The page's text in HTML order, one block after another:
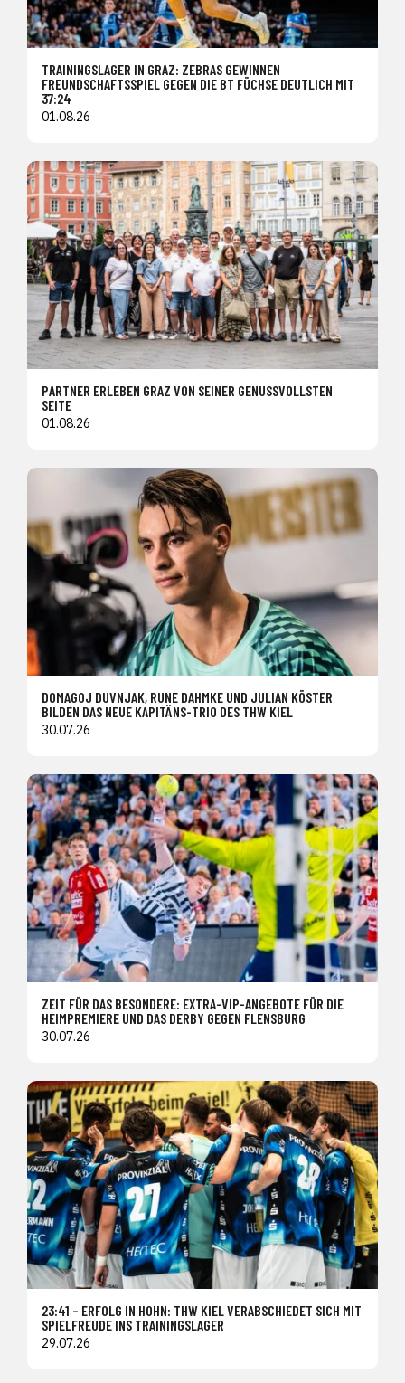
TRAININGSLAGER IN GRAZ: ZEBRAS GEWINNEN
FREUNDSCHAFTSSPIEL GEGEN DIE BT FÜCHSE DEUTLICH MIT
37:24
01.08.26
PARTNER ERLEBEN GRAZ VON SEINER GENUSSVOLLSTEN
SEITE
01.08.26
DOMAGOJ DUVNJAK, RUNE DAHMKE UND JULIAN KÖSTER
BILDEN DAS NEUE KAPITÄNS-TRIO DES THW KIEL
30.07.26
ZEIT FÜR DAS BESONDERE: EXTRA-VIP-ANGEBOTE FÜR DIE
HEIMPREMIERE UND DAS DERBY GEGEN FLENSBURG
30.07.26
23:41 – ERFOLG IN HOHN: THW KIEL VERABSCHIEDET SICH MIT
SPIELFREUDE INS TRAININGSLAGER
29.07.26